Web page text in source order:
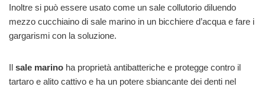
Inoltre si può essere usato come un sale collutorio diluendo
mezzo cucchiaino di sale marino in un bicchiere d’acqua e fare i
gargarismi con la soluzione.
Il sale marino ha proprietà antibatteriche e protegge contro il
tartaro e alito cattivo e ha un potere sbiancante dei denti nel